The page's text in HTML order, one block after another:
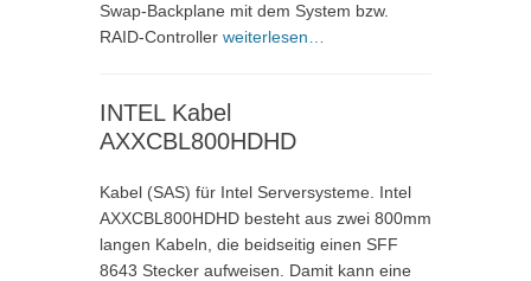
Swap-Backplane mit dem System bzw.
RAID-Controller weiterlesen…
INTEL Kabel
AXXCBL800HDHD
Kabel (SAS) für Intel Serversysteme. Intel
AXXCBL800HDHD besteht aus zwei 800mm
langen Kabeln, die beidseitig einen SFF
8643 Stecker aufweisen. Damit kann eine